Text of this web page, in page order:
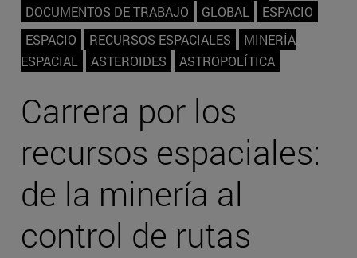
DOCUMENTOS DE TRABAJO
GLOBAL
ESPACIO
ESPACIO
RECURSOS ESPACIALES
MINERÍA
ESPACIAL
ASTEROIDES ASTROPOLÍTICA
Carrera por los
recursos espaciales:
de la minería al
control de rutas